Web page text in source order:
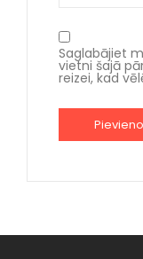
Saglabājiet
vietni šajā
reizei, kad